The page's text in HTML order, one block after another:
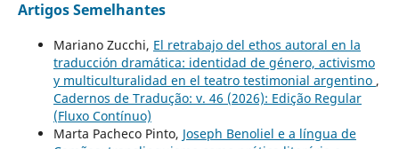
Artigos Semelhantes
Mariano Zucchi, El retrabajo del ethos autoral en la
traducción dramática: identidad de género, activismo
y multiculturalidad en el teatro testimonial argentino ,
Cadernos de Tradução: v. 46 (2026): Edição Regular
(Fluxo Contínuo)
Marta Pacheco Pinto, Joseph Benoliel e a língua de